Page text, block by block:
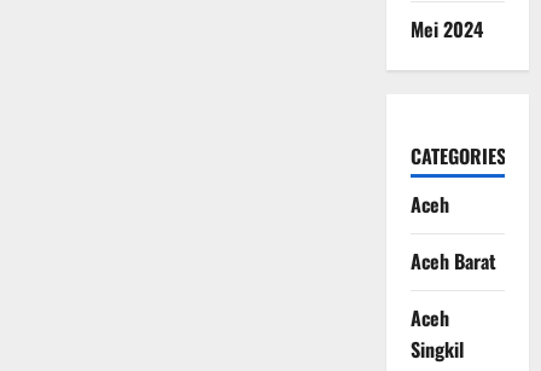
Mei 2024
CATEGORIES
Aceh
Aceh Barat
Aceh
Singkil